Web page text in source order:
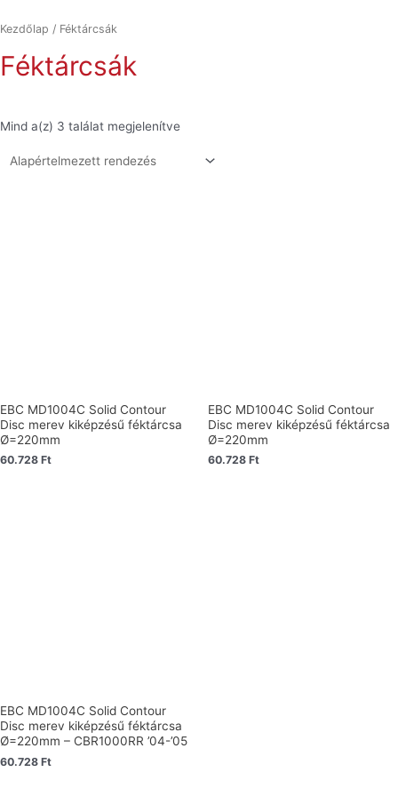
Kezdőlap / Féktárcsák
Féktárcsák
Mind a(z) 3 találat megjelenítve
EBC MD1004C Solid Contour
Disc merev kiképzésű féktárcsa
Ø=220mm
60.728 Ft
EBC MD1004C Solid Contour
Disc merev kiképzésű féktárcsa
Ø=220mm
60.728 Ft
EBC MD1004C Solid Contour
Disc merev kiképzésű féktárcsa
Ø=220mm – CBR1000RR ’04-’05
60.728 Ft